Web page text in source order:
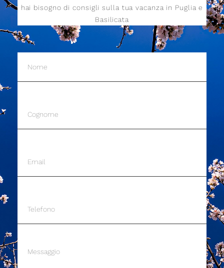
hai bisogno di consigli sulla tua vacanza in Puglia e
Basilicata